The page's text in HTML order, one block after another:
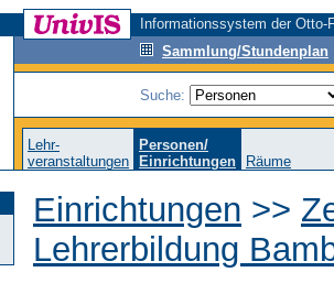
Informationssystem der
Sammlung/Stundenplan
Suche:
Lehr-
veranstaltungen
Personen/
Einrichtungen
Räume
Einrichtungen >>
Lehrerbildung